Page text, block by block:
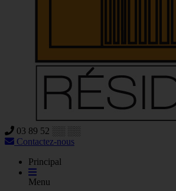
03 89 52 ░░ ░░
Contactez-nous
Principal
Menu